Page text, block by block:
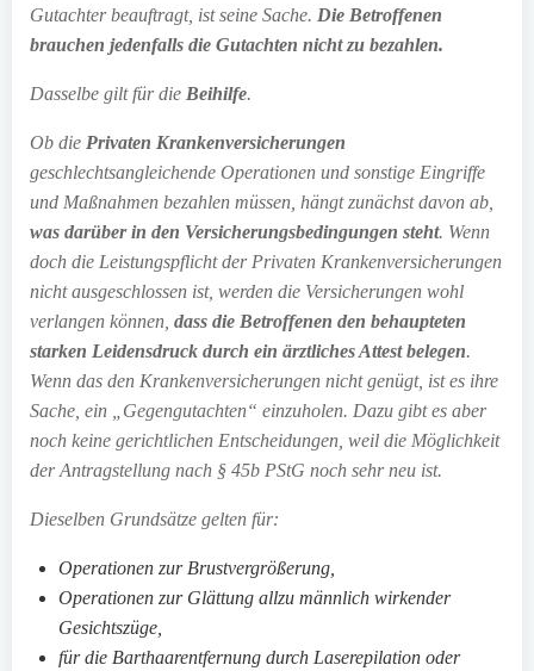
Gutachter beauftragt, ist seine Sache. Die Betroffenen
brauchen jedenfalls die Gutachten nicht zu bezahlen.
Dasselbe gilt für die Beihilfe.
Ob die Privaten Krankenversicherungen
geschlechtsangleichende Operationen und sonstige Eingriffe
und Maßnahmen bezahlen müssen, hängt zunächst davon ab,
was darüber in den Versicherungsbedingungen steht. Wenn
doch die Leistungspflicht der Privaten Krankenversicherungen
nicht ausgeschlossen ist, werden die Versicherungen wohl
verlangen können, dass die Betroffenen den behaupteten
starken Leidensdruck durch ein ärztliches Attest belegen.
Wenn das den Krankenversicherungen nicht genügt, ist es ihre
Sache, ein „Gegengutachten“ einzuholen. Dazu gibt es aber
noch keine gerichtlichen Entscheidungen, weil die Möglichkeit
der Antragstellung nach § 45b PStG noch sehr neu ist.
Dieselben Grundsätze gelten für:
Operationen zur Brustvergrößerung,
Operationen zur Glättung allzu männlich wirkender
Gesichtszüge,
für die Barthaarentfernung durch Laserepilation oder